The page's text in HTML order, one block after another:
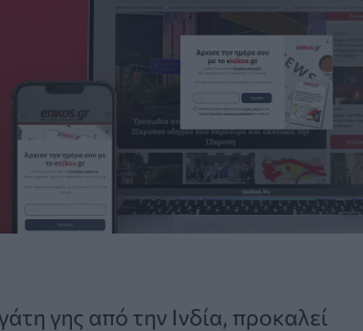
γης από την Ινδία, προκαλεί